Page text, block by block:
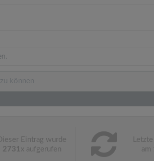
Eintrag wurde
2731 x aufgerufen
am